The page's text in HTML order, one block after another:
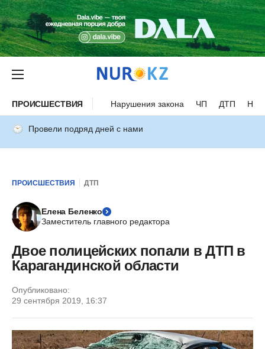
ПРОИСШЕСТВИЯ Нарушения закона ЧП ДТП
Провели подряд дней с нами
ПРОИСШЕСТВИЯ ДТП
Елена Беленко
Заместитель главного редактора
Двое полицейских попали в ДТП в
Карагандинской области
Опубликовано:
29 сентября 2019, 16:37